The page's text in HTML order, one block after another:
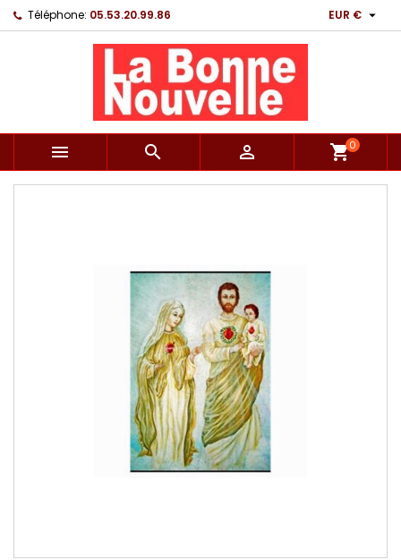
Téléphone: 05.53.20.99.86 EUR € 
   shopping_cart0